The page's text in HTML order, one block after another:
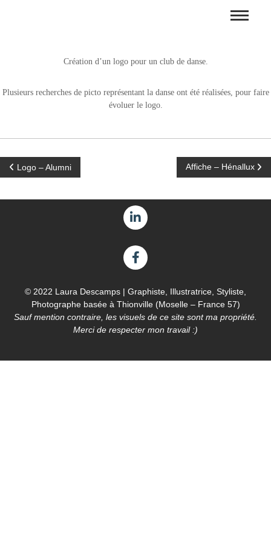
Création d’un logo pour un club de danse.
Plusieurs recherches de picto représentant la danse ont été réalisées, pour faire
évoluer le logo.
Logo – Alumni Affiche – Hénallux
© 2022 Laura Descamps | Graphiste, Illustratrice, Styliste,
Photographe basée à Thionville (Moselle – France 57)
Sauf mention contraire, les visuels de ce site sont ma propriété.
Merci de respecter mon travail :)